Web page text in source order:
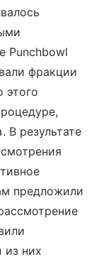
Punchbowl
фракции
этого
В результате
предложили
из них